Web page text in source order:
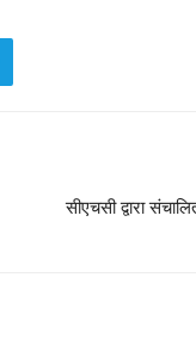
सीएचसी द्वारा